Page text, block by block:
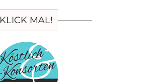
KLICK MAL!